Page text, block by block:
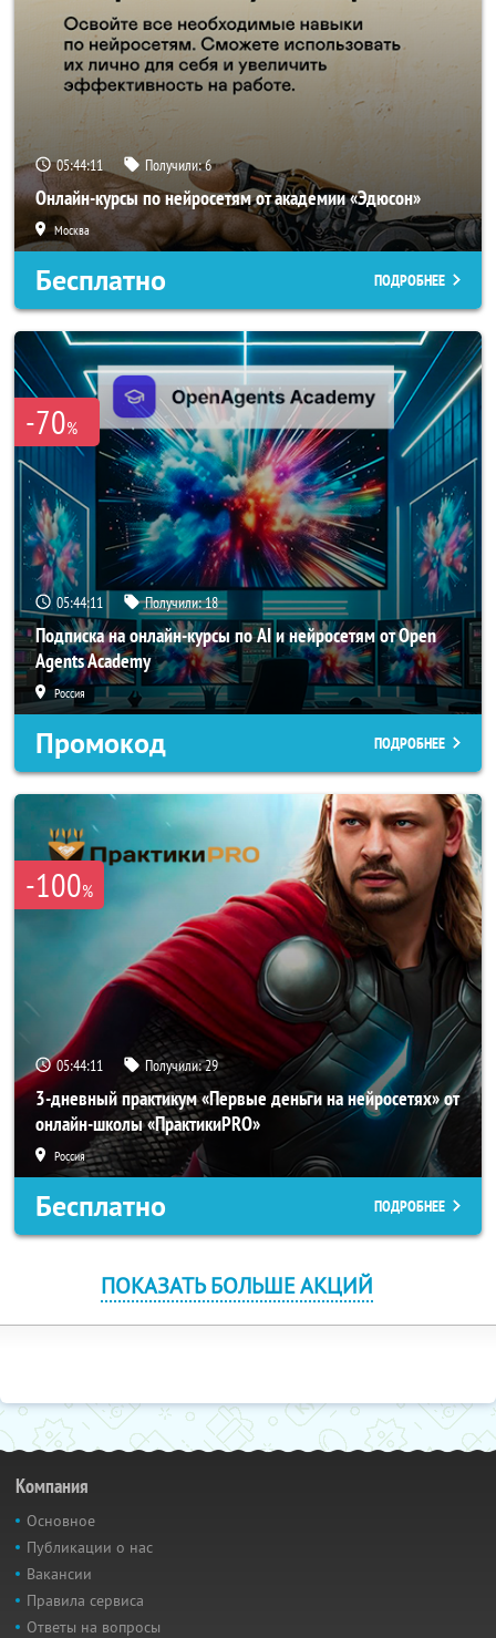
05:44:10 Получили:6
Онлайн-курсы по нейросетям от академии «Эдюсон»
Москва
Бесплатно ПОДРОБНЕЕ
-70%
05:44:10 Получили:18
Подписка на онлайн-курсы по AI и нейросетям от Open
Agents Academy
Россия
Промокод ПОДРОБНЕЕ
-100%
05:44:10 Получили:29
3-дневный практикум «Первые деньги на нейросетях» от
онлайн-школы «ПрактикиPRO»
Россия
Бесплатно ПОДРОБНЕЕ
ПОКАЗАТЬ БОЛЬШЕ АКЦИЙ
Компания
Основное
Публикации о нас
Вакансии
Правила сервиса
Ответы на вопросы